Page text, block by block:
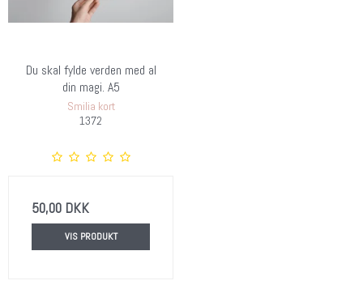
Du skal fylde verden med al
din magi. A5
Smilia kort
1372
50,00 DKK
VIS PRODUKT